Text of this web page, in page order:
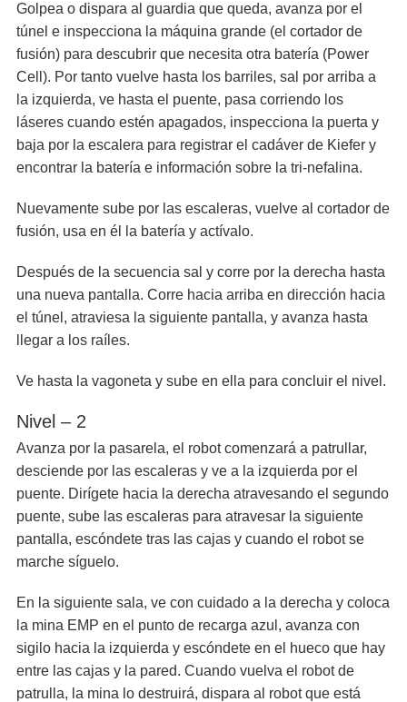
Golpea o dispara al guardia que queda, avanza por el
túnel e inspecciona la máquina grande (el cortador de
fusión) para descubrir que necesita otra batería (Power
Cell). Por tanto vuelve hasta los barriles, sal por arriba a
la izquierda, ve hasta el puente, pasa corriendo los
láseres cuando estén apagados, inspecciona la puerta y
baja por la escalera para registrar el cadáver de Kiefer y
encontrar la batería e información sobre la tri-nefalina.
Nuevamente sube por las escaleras, vuelve al cortador de
fusión, usa en él la batería y actívalo.
Después de la secuencia sal y corre por la derecha hasta
una nueva pantalla. Corre hacia arriba en dirección hacia
el túnel, atraviesa la siguiente pantalla, y avanza hasta
llegar a los raíles.
Ve hasta la vagoneta y sube en ella para concluir el nivel.
Nivel – 2
Avanza por la pasarela, el robot comenzará a patrullar,
desciende por las escaleras y ve a la izquierda por el
puente. Dirígete hacia la derecha atravesando el segundo
puente, sube las escaleras para atravesar la siguiente
pantalla, escóndete tras las cajas y cuando el robot se
marche síguelo.
En la siguiente sala, ve con cuidado a la derecha y coloca
la mina EMP en el punto de recarga azul, avanza con
sigilo hacia la izquierda y escóndete en el hueco que hay
entre las cajas y la pared. Cuando vuelva el robot de
patrulla, la mina lo destruirá, dispara al robot que está